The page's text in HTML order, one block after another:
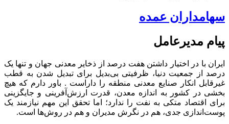
سهامداران عمده
پیام مدیرعامل
ایران با در اختیار داشتن هفت درصد از ذخایر معدنی جهان و تنها یک
درصد از جمعیت دنیا، ظرفیتی بی‌بدیل برای تبدیل شدن به قطب
غیرقابل انکار صنایع معدنی منطقه را داراست . باور دارم که هیچ
بخشی در کشور به اندازه معدن، قدرت ارزش‌آفرینی و جایگزینی
برای اقتصاد متکی به نفت را ندارد؛ اما تحقق این مهم نیازمند یک
پوست‌اندازی جدی، هم در نگرش مدیران و هم در روش‌ها است.